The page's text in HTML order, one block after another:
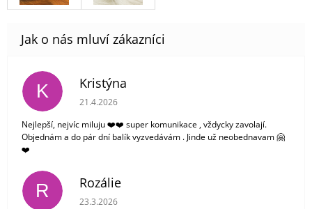
K Kristýna
Hodnocení obchodu je 5 z 5 hvězdiček.
21.4.2026
Nejlepší, nejvíc miluju ❤️❤️ super komunikace , vždycky zavolají.
Objednám a do pár dní balík vyzvedávám . Jinde už neobednavam 🤗
❤️
R Rozálie
Hodnocení obchodu je 3 z 5 hvězdiček.
23.3.2026